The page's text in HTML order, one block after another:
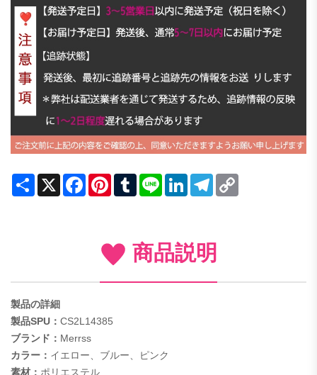
Share X FacebookPinterestTumblrLine LinkedInTelegram
商品説明
製品の詳細
製品SPU： CS2L14385
ブランド： Merrss
カラー： イエロー、ブルー、ピンク
素材： ポリエステル